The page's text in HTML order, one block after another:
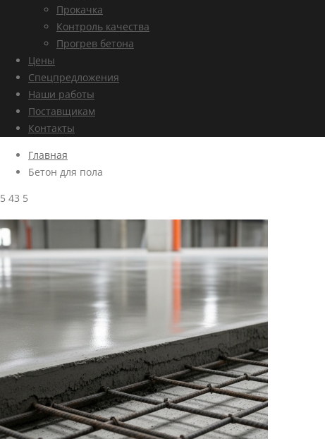
Прокачка
Контроль качества
Прогрев бетона
Цены
Спецпредложения
Наши работы
Поставщикам
Контакты
Главная
Бетон для пола
5 43 5